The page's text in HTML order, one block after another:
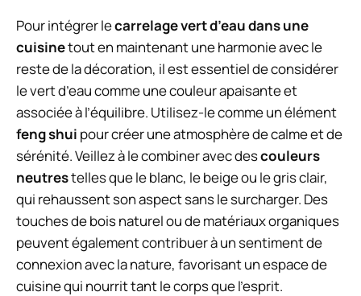
Pour intégrer lecarrelage vert d’eau dans une
cuisinetout en maintenant une harmonie avec le
reste de la décoration, il est essentiel de considérer
le vert d’eau comme une couleur apaisante et
associée à l’équilibre. Utilisez-le comme un élément
feng shui pour créer une atmosphère de calme et de
sérénité. Veillez à le combiner avec descouleurs
neutrestelles que le blanc, le beige ou le gris clair,
qui rehaussent son aspect sans le surcharger. Des
touches de bois naturel ou de matériaux organiques
peuvent également contribuer à un sentiment de
connexion avec la nature, favorisant un espace de
cuisine qui nourrit tant le corps que l’esprit.